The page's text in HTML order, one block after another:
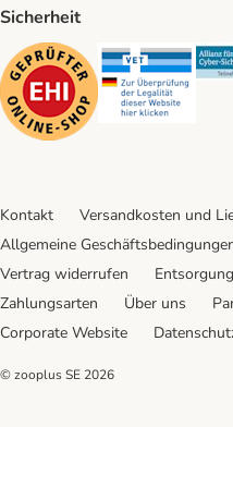
Sicherheit
Security
Kontakt Versandkosten und
Allgemeine
Vertrag widerrufen
Zahlungsarten
Über uns
Corporate Website
© zooplus SE 2026